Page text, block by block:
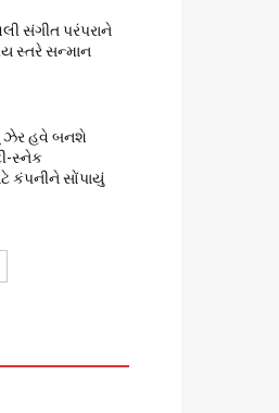
સંગીત પરંપરાને
સ્તરે સન્માન
ઝેર હવે બનશે
સ્નેક
કંપનીને સોંપાયું